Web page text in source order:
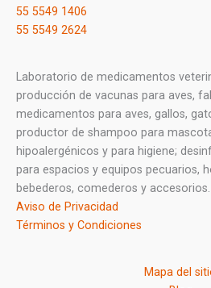
55 5549 1406
55 5549 2624
Laboratorio de medicamentos
producción de vacunas para aves,
medicamentos para aves, gallos,
productor de shampoo para
hipoalergénicos y para higiene;
para espacios y equipos pecuarios,
bebederos, comederos y accesorios.
Aviso de Privacidad
Términos y Condiciones
Mapa del